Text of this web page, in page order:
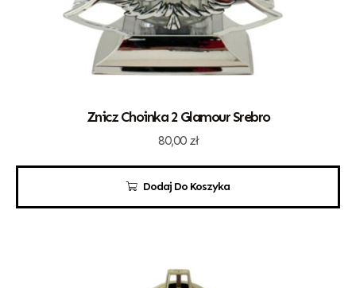
Dodaj Do Koszyka
Znicz Choinka 2 Glamour Srebro
80,00 zł